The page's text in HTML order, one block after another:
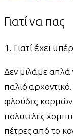
Γιατί να πας
1. Γιατί έχει
Δεν μιλάμε απλά
παλιό
φλούδες κορμών
πολυτελές
πέτρες από το